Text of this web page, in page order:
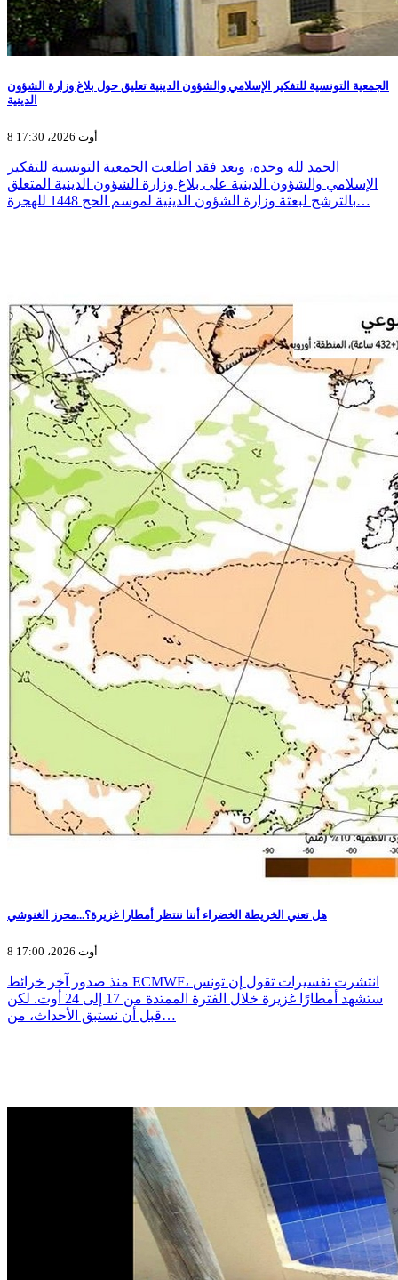
الجمعية التونسية للتفكير الإسلامي والشؤون الدينية تعليق حول بلاغ وزارة الشؤون
الدينية
8 أوت 2026، 17:30
الحمد لله وحده، وبعد فقد اطلعت الجمعية التونسية للتفكير
الإسلامي والشؤون الدينية على بلاغ وزارة الشؤون الدينية المتعلق
بالترشح لبعثة وزارة الشؤون الدينية لموسم الحج 1448 للهجرة…
هل تعني الخريطة الخضراء أننا ننتظر أمطارا غزيرة؟...محرز الغنوشي
8 أوت 2026، 17:00
منذ صدور آخر خرائط ECMWF، انتشرت تفسيرات تقول إن تونس
ستشهد أمطارًا غزيرة خلال الفترة الممتدة من 17 إلى 24 أوت. لكن
قبل أن نستبق الأحداث، من…